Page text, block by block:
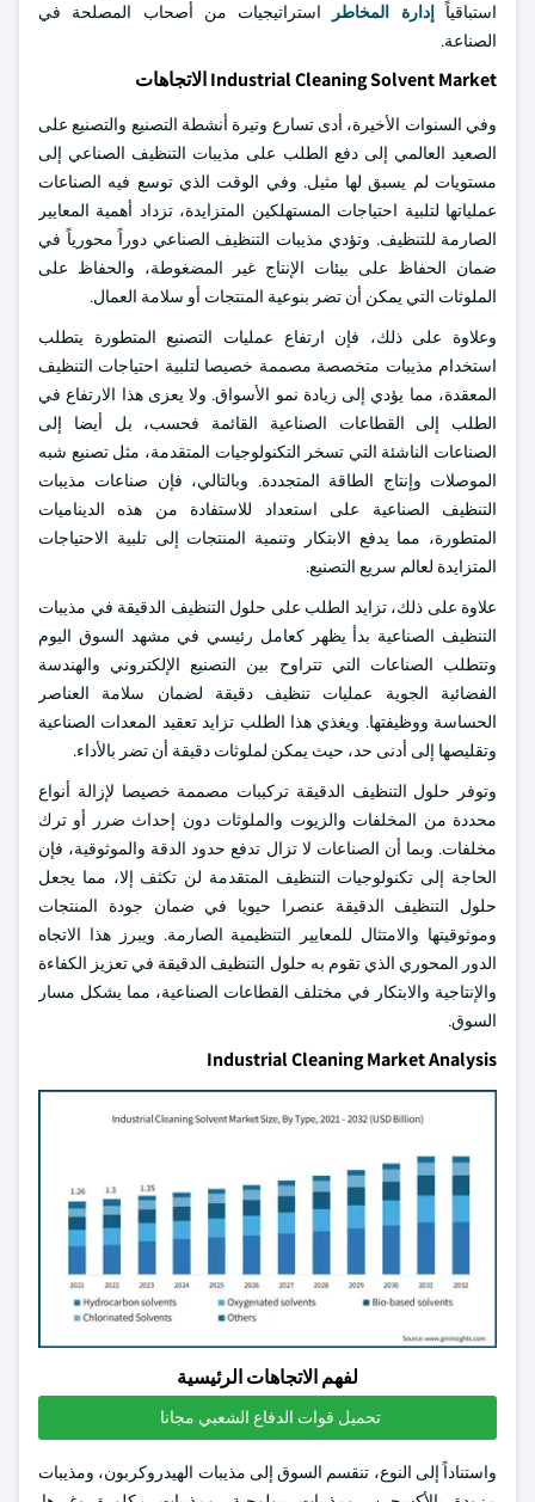
استباقياًإدارة المخاطر استراتيجيات من أصحاب المصلحة في
الصناعة.
Industrial Cleaning Solvent Market الاتجاهات
وفي السنوات الأخيرة، أدى تسارع وتيرة أنشطة التصنيع والتصنيع على
الصعيد العالمي إلى دفع الطلب على مذيبات التنظيف الصناعي إلى
مستويات لم يسبق لها مثيل. وفي الوقت الذي توسع فيه الصناعات
عملياتها لتلبية احتياجات المستهلكين المتزايدة، تزداد أهمية المعايير
الصارمة للتنظيف. وتؤدي مذيبات التنظيف الصناعي دوراً محورياً في
ضمان الحفاظ على بيئات الإنتاج غير المضغوطة، والحفاظ على
الملوثات التي يمكن أن تضر بنوعية المنتجات أو سلامة العمال.
وعلاوة على ذلك، فإن ارتفاع عمليات التصنيع المتطورة يتطلب
استخدام مذيبات متخصصة مصممة خصيصا لتلبية احتياجات التنظيف
المعقدة، مما يؤدي إلى زيادة نمو الأسواق. ولا يعزى هذا الارتفاع في
الطلب إلى القطاعات الصناعية القائمة فحسب، بل أيضا إلى
الصناعات الناشئة التي تسخر التكنولوجيات المتقدمة، مثل تصنيع شبه
الموصلات وإنتاج الطاقة المتجددة. وبالتالي، فإن صناعات مذيبات
التنظيف الصناعية على استعداد للاستفادة من هذه الديناميات
المتطورة، مما يدفع الابتكار وتنمية المنتجات إلى تلبية الاحتياجات
المتزايدة لعالم سريع التصنيع.
علاوة على ذلك، تزايد الطلب على حلول التنظيف الدقيقة في مذيبات
التنظيف الصناعية بدأ يظهر كعامل رئيسي في مشهد السوق اليوم
وتتطلب الصناعات التي تتراوح بين التصنيع الإلكتروني والهندسة
الفضائية الجوية عمليات تنظيف دقيقة لضمان سلامة العناصر
الحساسة ووظيفتها. ويغذي هذا الطلب تزايد تعقيد المعدات الصناعية
وتقليصها إلى أدنى حد، حيث يمكن لملوثات دقيقة أن تضر بالأداء.
وتوفر حلول التنظيف الدقيقة تركيبات مصممة خصيصا لإزالة أنواع
محددة من المخلفات والزيوت والملوثات دون إحداث ضرر أو ترك
مخلفات. وبما أن الصناعات لا تزال تدفع حدود الدقة والموثوقية، فإن
الحاجة إلى تكنولوجيات التنظيف المتقدمة لن تكثف إلا، مما يجعل
حلول التنظيف الدقيقة عنصرا حيويا في ضمان جودة المنتجات
وموثوقيتها والامتثال للمعايير التنظيمية الصارمة. ويبرز هذا الاتجاه
الدور المحوري الذي تقوم به حلول التنظيف الدقيقة في تعزيز الكفاءة
والإنتاجية والابتكار في مختلف القطاعات الصناعية، مما يشكل مسار
السوق.
Industrial Cleaning Market Analysis
لفهم الاتجاهات الرئيسية
تحميل قوات الدفاع الشعبي مجانا
واستناداً إلى النوع، تنقسم السوق إلى مذيبات الهيدروكربون، ومذيبات